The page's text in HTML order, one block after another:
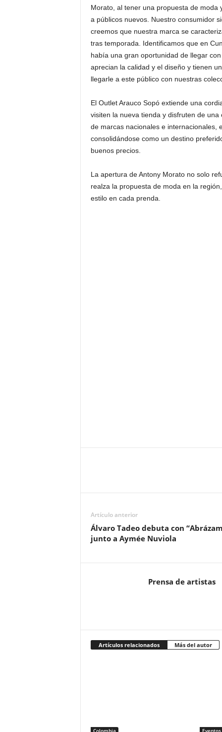
Morato, al tener una propuesta de
a públicos nuevos. Nuestro consumidor
creemos que nuestra marca se
tras temporada. Identificamos que en
había una gran oportunidad de llegar
aprecian la calidad y el diseño y tienen
llegarle a este público con nuestras
El Outlet Arauco Sopó extiende una
visiten la nueva tienda y disfruten de
de marcas nacionales e internacionales,
consolidándose como un destino
buenos precios.
La apertura de Antony Morato no solo
realza la propuesta de moda en la
estilo en cada prenda.
Artículo anterior
Álvaro Tadeo debuta con
junto a Aymée Nuviola
Prensa de artistas
Artículos relacionados Más del autor
Colombia Eventos